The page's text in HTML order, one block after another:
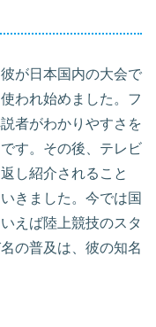
が日本国内の大会で
われ始めました。フ
者がわかりやすさを
す。その後、テレビ
し紹介されること
きました。今では国
えば陸上競技のスタ
の普及は、彼の知名